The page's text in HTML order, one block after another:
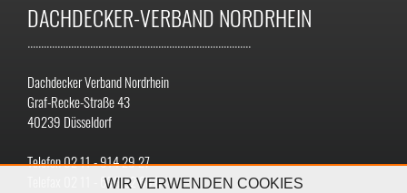
DACHDECKER-VERBAND NORDRHEIN
..................................................................................
Dachdecker Verband Nordrhein
Graf-Recke-Straße 43
40239 Düsseldorf
Telefon 02 11 - 914 29 27
Telefax 02 11 - 699 32 68 8WIR VERWENDEN COOKIES